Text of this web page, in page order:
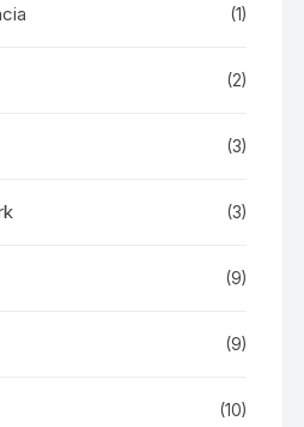
(1)
(2)
(3)
(3)
(9)
(9)
(10)